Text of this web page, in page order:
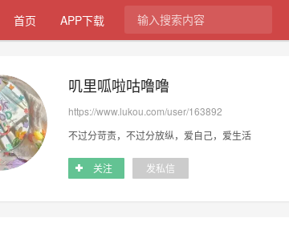
首页 APP下载
叽里呱啦咕噜噜
https://www.lukou.com/user/163892
不过分苛责，不过分放纵，爱自己，爱生活
关注 发私信